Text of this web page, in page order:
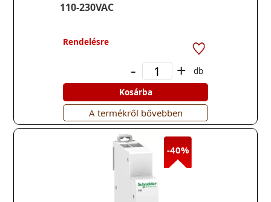
110-230VAC
Rendelésre
- +
db
Kosárba
A termékről bővebben
-40%